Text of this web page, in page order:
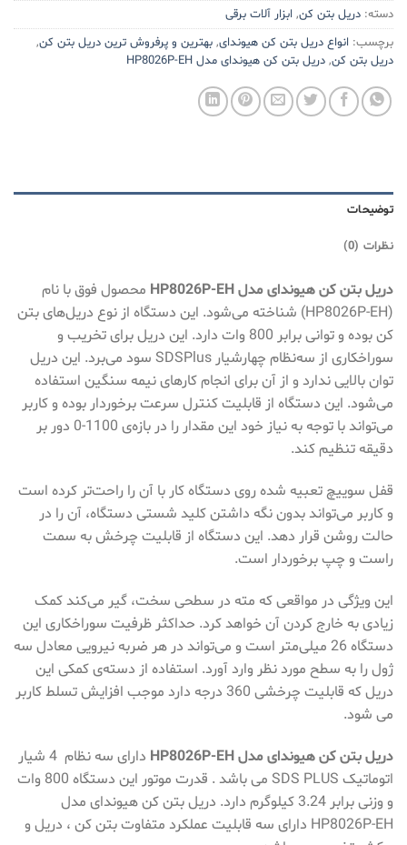
دسته: دریل بتن کن, ابزار آلات برقی
برچسب: انواع دریل بتن کن هیوندای, بهترین و پرفروش ترین دریل بتن کن,
دریل بتن کن, دریل بتن کن هیوندای مدل HP8026P-EH
توضیحات
نظرات (0)
دریل بتن کن هیوندای مدل HP8026P-EH
محصول فوق با نام
(HP8026P-EH) شناخته می‌شود. این دستگاه از نوع دریل‌های بتن
کن بوده و توانی برابر 800 وات دارد. این دریل برای تخریب و
سوراخکاری از سه‌نظام چهارشیار SDSPlus سود می‌برد. این دریل
توان بالایی ندارد و از آن برای انجام کارهای نیمه سنگین استفاده
می‌شود. این دستگاه از قابلیت کنترل سرعت برخوردار بوده و کاربر
می‌تواند با توجه به نیاز خود این مقدار را در بازه‌ی 1100-0 دور بر
دقیقه تنظیم کند.
قفل سوییچ تعبیه شده روی دستگاه کار با آن را راحت‌تر کرده است
و کاربر می‌تواند بدون نگه داشتن کلید شستی دستگاه، آن را در
حالت روشن قرار دهد. این دستگاه از قابلیت چرخش به سمت
راست و چپ برخوردار است.
این ویژگی در مواقعی که مته در سطحی سخت، گیر می‌کند کمک
زیادی به خارج کردن آن خواهد کرد. حداکثر ظرفیت سوراخکاری این
دستگاه 26 میلی‌متر است و می‌تواند در هر ضربه نیرویی معادل سه
ژول را به سطح مورد نظر وارد آورد. استفاده از دسته‌ی کمکی این
دریل که قابلیت چرخشی 360 درجه دارد موجب افزایش تسلط کاربر
می‌ شود.
دریل بتن کن هیوندای مدل HP8026P-EH
دارای سه نظام 4 شیار
اتوماتیک SDS PLUS می باشد . قدرت موتور این دستگاه 800 وات
و وزنی برابر 3.24 کیلوگرم دارد. دریل بتن کن هیوندای مدل
HP8026P-EH دارای سه قابلیت عملکرد متفاوت بتن کن ، دریل و